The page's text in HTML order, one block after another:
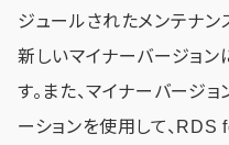
ジュールされたメンテナ
新しいマイナーバージョン
す。また、マイナーバージ
ーションを使用して、